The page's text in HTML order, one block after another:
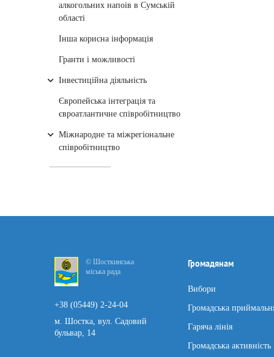
алкогольних напоів в Сумській
області
Інша корисна інформація
Гранти і можливості
Інвестиційна діяльність
Європейська інтеграція та
євроатлантичне співробітництво
Міжнародне та міжрегіональне
співробітництво
© Шосткинська
міська рада
+38 (05449) 2-24-04
м. Шостка, вул. Садовий
бульвар, 14
Громадянам
Вибори
Громадська
Гаряча лінія
Громадська активність